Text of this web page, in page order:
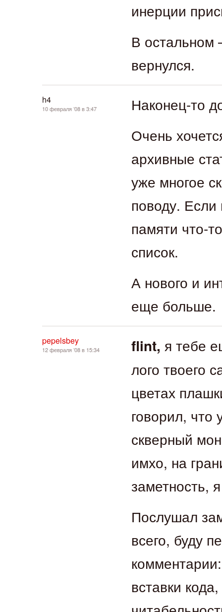
инерции
В остальном
вернулся.
Наконец-то
Очень
архивные
уже многое
поводу. Если
памяти что-
список.
А нового и
еще больше.
h4
10 февраля ’08 в 3:47
flint, я тебе
лого твоего
цветах
говорил, что
скверный
имхо, на
заметность,
Послушал
всего, буду
вставки
pepelsbey
12 февраля ’08 в 15:34